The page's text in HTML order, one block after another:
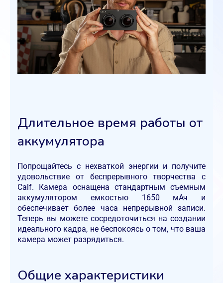
Длительное время работы от
аккумулятора
Попрощайтесь с нехваткой энергии и получите
удовольствие от беспрерывного творчества с
Calf. Камера оснащена стандартным съемным
аккумулятором емкостью 1650 мАч и
обеспечивает более часа непрерывной записи.
Теперь вы можете сосредоточиться на создании
идеального кадра, не беспокоясь о том, что ваша
камера может разрядиться.
Общие характеристики